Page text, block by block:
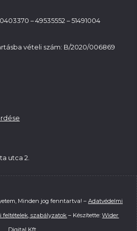
– 49535552 – 51491004
vételi szám: B/2020/006869
utca 2.
Minden jog fenntartva! – Adatvédelmi
feltételek, szabályzatok – Készítette:Wider